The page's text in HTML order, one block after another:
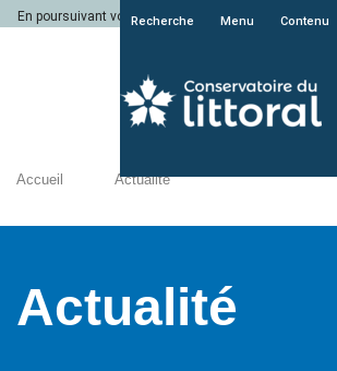
En poursuivant votre navigation sur le site du
Recherche Menu Contenu
Accueil Actualité
Actualité